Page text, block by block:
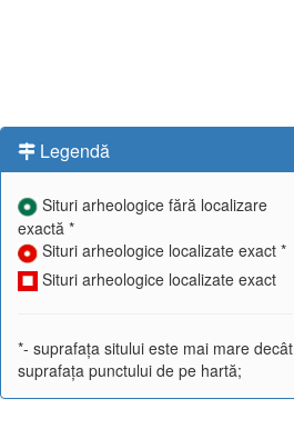
Legendă
Situri arheologice fără localizare
exactă *
Situri arheologice localizate exact *
Situri arheologice localizate exact
*- suprafața sitului este mai mare decât
suprafața punctului de pe hartă;